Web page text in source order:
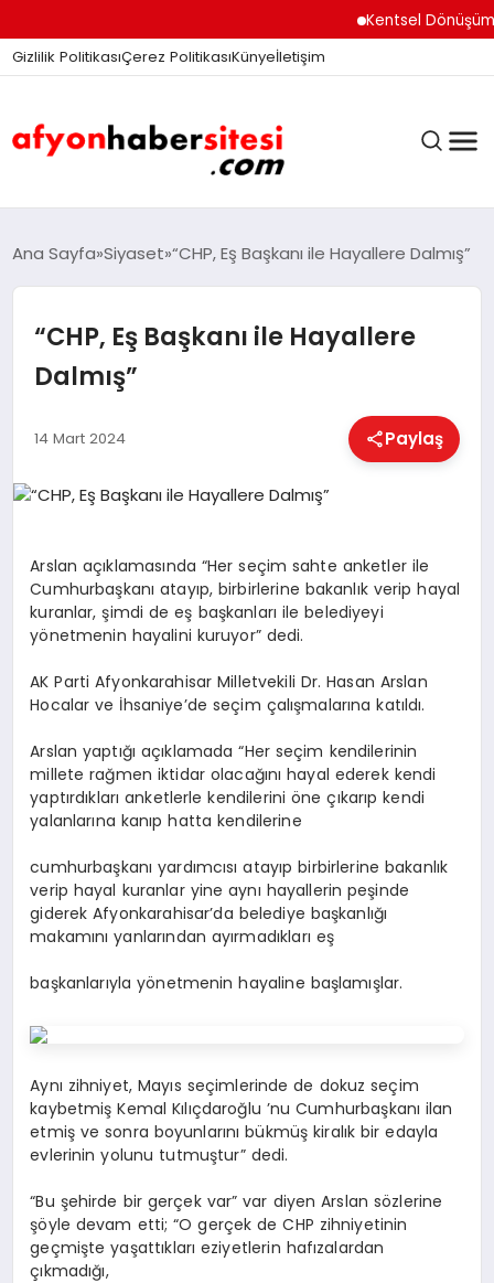
Kentsel Dönüşüm Ofisi
Gizlilik PolitikasıÇerez PolitikasıKünyeİletişim
ANASAYFA
GÜNDEM
EĞITIM
EKONOMI
MAGAZIN
SAĞLIK
SPOR
TEKNOLOJI
Ana Sayfa Siyaset “CHP, Eş Başkanı ile Hayallere Dalmış”
“CHP, Eş Başkanı ile Hayallere
Dalmış”
14 Mart 2024 Paylaş
Arslan açıklamasında “Her seçim sahte anketler ile
Cumhurbaşkanı atayıp, birbirlerine bakanlık verip hayal
kuranlar, şimdi de eş başkanları ile belediyeyi
yönetmenin hayalini kuruyor” dedi.
AK Parti Afyonkarahisar Milletvekili Dr. Hasan Arslan
Hocalar ve İhsaniye’de seçim çalışmalarına katıldı.
Arslan yaptığı açıklamada “Her seçim kendilerinin
millete rağmen iktidar olacağını hayal ederek kendi
yaptırdıkları anketlerle kendilerini öne çıkarıp kendi
yalanlarına kanıp hatta kendilerine
cumhurbaşkanı yardımcısı atayıp birbirlerine bakanlık
verip hayal kuranlar yine aynı hayallerin peşinde
giderek Afyonkarahisar’da belediye başkanlığı
makamını yanlarından ayırmadıkları eş
başkanlarıyla yönetmenin hayaline başlamışlar.
Aynı zihniyet, Mayıs seçimlerinde de dokuz seçim
kaybetmiş Kemal Kılıçdaroğlu ’nu Cumhurbaşkanı ilan
etmiş ve sonra boyunlarını bükmüş kiralık bir edayla
evlerinin yolunu tutmuştur” dedi.
“Bu şehirde bir gerçek var” var diyen Arslan sözlerine
şöyle devam etti; “O gerçek de CHP zihniyetinin
geçmişte yaşattıkları eziyetlerin hafızalardan
çıkmadığı,